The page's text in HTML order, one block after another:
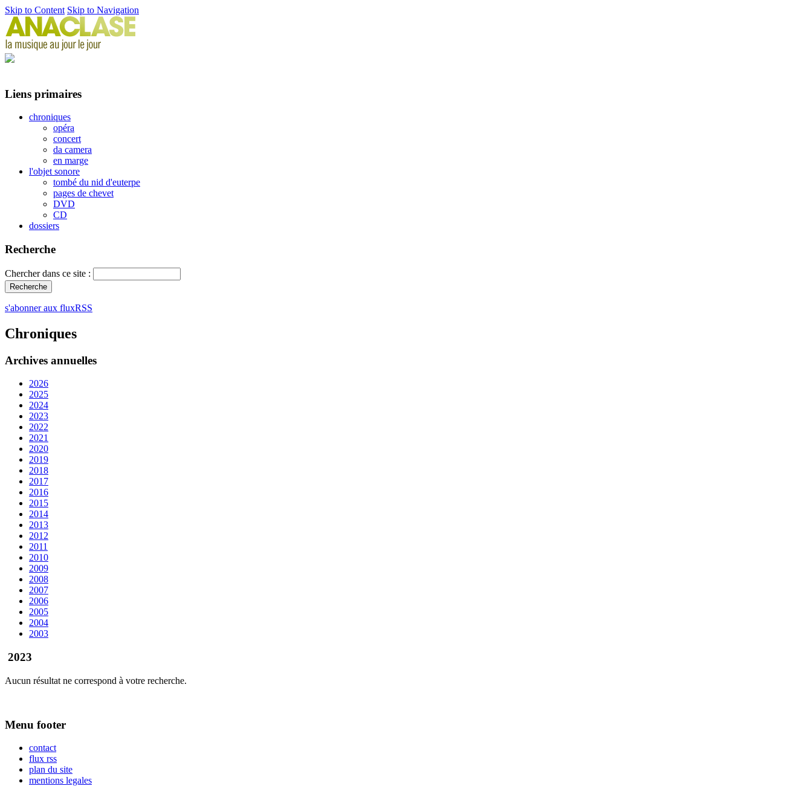
Skip to Content Skip to Navigation
Liens primaires
chroniques
opéra
concert
da camera
en marge
l'objet sonore
tombé du nid d'euterpe
pages de chevet
DVD
CD
dossiers
Recherche
Chercher dans ce site :
s'abonner aux fluxRSS
Chroniques
Archives annuelles
2026
2025
2024
2023
2022
2021
2020
2019
2018
2017
2016
2015
2014
2013
2012
2011
2010
2009
2008
2007
2006
2005
2004
2003
2023
Aucun résultat ne correspond à votre recherche.
Menu footer
contact
flux rss
plan du site
mentions legales